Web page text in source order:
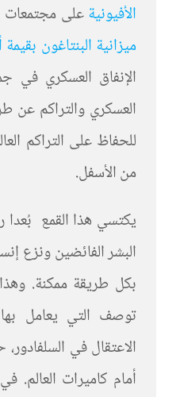
الأفيونيةعلى مجتمعات
ميزانية البنتاغون
الإنفاق العسكري في
العسكري والتراكم عن
للحفاظ على التراكم
من الأسفل.
يكتسي هذا القمع
البشر الفائضين ونزع
بكل طريقة ممكنة.
توصف التي يعامل
الاعتقال في
أمام كاميرات العالم.